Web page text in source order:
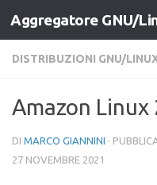
Salta al contenuto
Aggregatore GNU/
DISTRIBUZIONI GNU/
Amazon
DI MARCO GIANNINI ·
27 NOVEMBRE 2021